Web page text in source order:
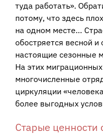
туда работать».
потому, что здесь
на одном месте…
обостряется весной
настоящие сезонные
На этих
многочисленные
циркуляции
более выгодных
Старые ценности